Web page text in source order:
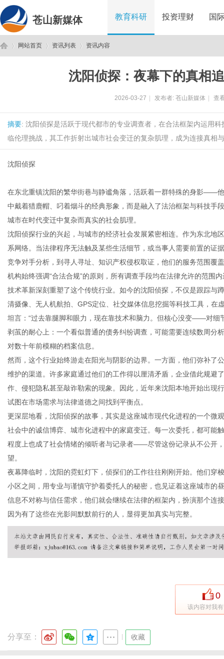
苍山新媒体 教育科研 投资理财 国
网站首页 资讯列表 资讯内容
沈阳侦探：夜幕下的真相
2026-03-27 发布者: 苍山新媒体 查
摘要: 沈阳侦探是活跃于现代都市的专业调查者，在合法框架内运用
临伦理挑战，其工作折射出城市社会变迁的复杂肌理，成为连接真相
沈阳侦探
在东北重镇沈阳的繁华街巷与静谧角落，活跃着一群特殊的身影——
中戴着猎鹿帽、叼着烟斗的经典形象，而是融入了法治框架与科技手
城市在时代变迁中复杂而真实的社会肌理。
沈阳侦探行业的兴起，与城市的经济社会发展紧密相连。作为东北地
系网络。当法律程序无法触及某些生活细节，或当事人需要前置的证
竞争对手分析，到寻人寻址、知识产权侵权取证，他们的服务范围覆
机构始终强调“合法合规”的原则，所有调查手段均在法律允许的范围
技术革新深刻重塑了这个传统行业。如今的沈阳侦探，不仅是跟踪与
清摄像、无人机航拍、GPS定位、社交媒体信息挖掘等科技工具，
坦言：“过去靠腿脚和眼力，现在靠技术和脑力。但核心没变——对细
剥茧的耐心上：一个看似普通的债务纠纷调查，可能需要连续数周分
对数十年前模糊的档案信息。
然而，这个行业始终游走在阳光与阴影的边界。一方面，他们弥补了
维护的渠道。许多家庭通过他们的工作得以厘清矛盾，企业借此规避
作、侵犯隐私甚至敲诈勒索的现象。因此，近年来沈阳本地开始出现
试图在市场需求与法律道德之间找到平衡点。
更深层地看，沈阳侦探的故事，其实是这座城市现代化进程的一个微
社会中的诚信博弈、城市化进程中的家庭变迁。每一次委托，都可能
程度上也成了社会情绪的倾听者与记录者——尽管这份记录从不公开
望。
夜幕降临时，沈阳的霓虹灯下，侦探们的工作往往刚刚开始。他们穿
小区之间，用专业与谨慎守护着委托人的秘密，也见证着这座城市的
信息不对称与信任需求，他们就会继续在法律的框架内，扮演那个连
因为有了这些在光影间默默前行的人，显得更加真实与完整。
0
该内容对我
分享至： 收藏